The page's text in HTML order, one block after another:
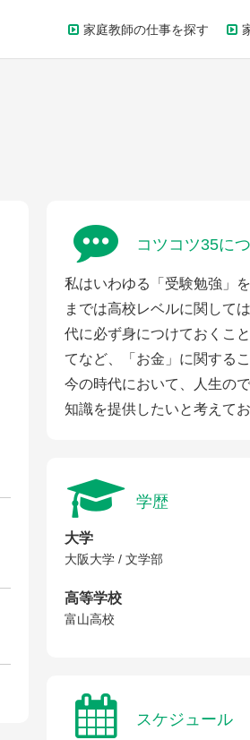
家庭教師の仕事を探す
コツコツ35に
私はいわゆる「受験勉強」
までは高校レベルに関して
代に必ず身につけておくこ
てなど、「お金」に関する
今の時代において、人生の
知識を提供したいと考えてお
学歴
大学
大阪大学 / 文学部
高等学校
富山高校
スケジュール